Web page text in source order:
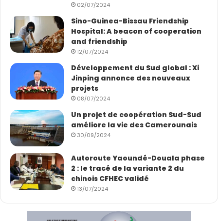
02/07/2024
Sino-Guinea-Bissau Friendship
Hospital: A beacon of cooperation
and friendship
12/07/2024
Développement du Sud global : Xi
Jinping annonce des nouveaux
projets
08/07/2024
Un projet de coopération Sud-Sud
améliore la vie des Camerounais
30/09/2024
Autoroute Yaoundé-Douala phase
2 : le tracé de la variante 2 du
chinois CFHEC validé
13/07/2024